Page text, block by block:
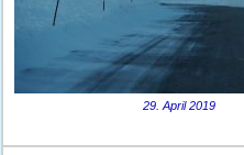
29. April 2019